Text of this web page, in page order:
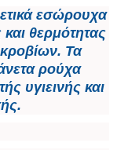
εσώρουχα
θερμότητας
Τα
ρούχα
υγιεινής και